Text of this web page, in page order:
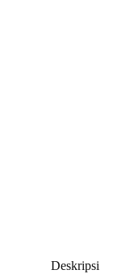
Deskripsi